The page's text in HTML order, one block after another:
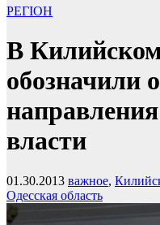
РЕГІОН
В
обозначили
власти
01.30.2013 важное,
Одесская область